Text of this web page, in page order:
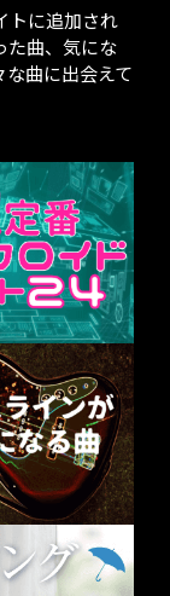
トに追加され
た曲、気にな
な曲に出会えて